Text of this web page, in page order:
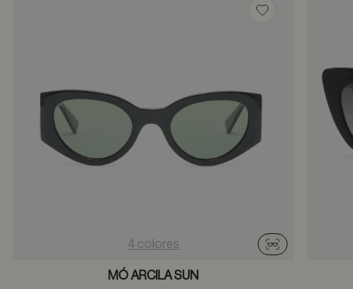
Guardar en
4 colores
Probador
MÓ ARCILA SUN